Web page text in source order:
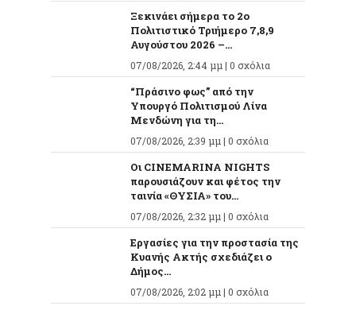
Ξεκινάει σήμερα το 2ο
Πολιτιστικό Τριήμερο 7,8,9
Αυγούστου 2026 –...
07/08/2026, 2:44 μμ | 0 σχόλια
“Πράσινο φως” από την
Υπουργό Πολιτισμού Λίνα
Μενδώνη για τη...
07/08/2026, 2:39 μμ | 0 σχόλια
Οι CINEMARINA NIGHTS
παρουσιάζουν και φέτος την
ταινία «ΘΥΣΙΑ» του...
07/08/2026, 2:32 μμ | 0 σχόλια
Εργασίες για την προστασία της
Κυανής Ακτής σχεδιάζει ο
Δήμος...
07/08/2026, 2:02 μμ | 0 σχόλια